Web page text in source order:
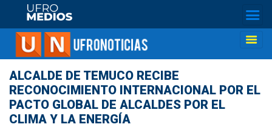
ALCALDE DE TEMUCO RECIBE
RECONOCIMIENTO INTERNACIONAL POR EL
PACTO GLOBAL DE ALCALDES POR EL
CLIMA Y LA ENERGÍA